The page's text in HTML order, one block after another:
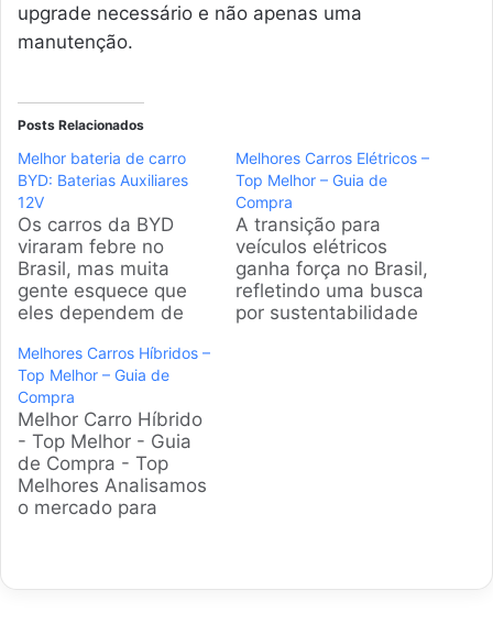
upgrade necessário e não apenas uma
manutenção.
Posts Relacionados
Melhor bateria de carro
BYD: Baterias Auxiliares
12V
Os carros da BYD
viraram febre no
Brasil, mas muita
gente esquece que
eles dependem de
auxiliar para ligar os
sistemas eletrônicos.
Selecionamos as
melhores opções do
mercado atual,
baseadas no que os
donos mais compram
e aprovam,
Melhores Carros Elétricos –
Top Melhor – Guia de
Compra
A transição para
veículos elétricos
ganha força no Brasil,
refletindo uma busca
por sustentabilidade
Melhores Carros Híbridos –
Top Melhor – Guia de
Compra
Melhor Carro Híbrido
- Top Melhor - Guia
de Compra - Top
Melhores Analisamos
o mercado para
guia apresenta os